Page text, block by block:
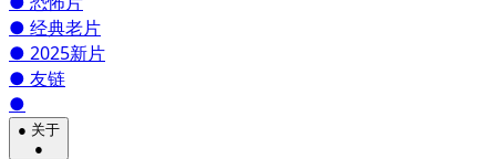
● 经典老片
● 2025新片
● 友链
●
● 关于
●